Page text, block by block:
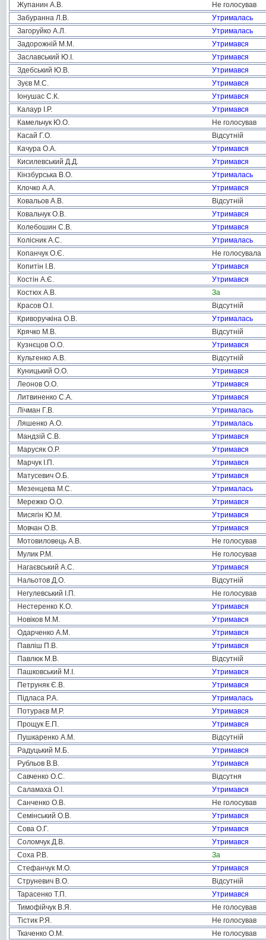
Жупанин А.В.
Не голосував
Забуранна Л.В.
Утрималась
Загоруйко А.Л.
Утрималась
Задорожній М.М.
Утримався
Заславський Ю.І.
Утримався
Здебський Ю.В.
Утримався
Зуєв М.С.
Утримався
Іонушас С.К.
Утримався
Калаур І.Р.
Утримався
Камельчук Ю.О.
Не голосував
Касай Г.О.
Відсутній
Качура О.А.
Утримався
Кисилевський Д.Д.
Утримався
Кінзбурська В.О.
Утрималась
Клочко А.А.
Утримався
Ковальов А.В.
Відсутній
Ковальчук О.В.
Утримався
Колебошин С.В.
Утримався
Колісник А.С.
Утрималась
Копанчук О.Є.
Не голосувала
Копитін І.В.
Утримався
Костін А.Є.
Утримався
Костюх А.В.
За
Красов О.І.
Відсутній
Криворучкіна О.В.
Утрималась
Крячко М.В.
Відсутній
Кузнєцов О.О.
Утримався
Культенко А.В.
Відсутній
Куницький О.О.
Утримався
Леонов О.О.
Утримався
Литвиненко С.А.
Утримався
Лічман Г.В.
Утрималась
Ляшенко А.О.
Утрималась
Мандзій С.В.
Утримався
Марусяк О.Р.
Утримався
Марчук І.П.
Утримався
Матусевич О.Б.
Утримався
Мезенцева М.С.
Утрималась
Мережко О.О.
Утримався
Мисягін Ю.М.
Утримався
Мовчан О.В.
Утримався
Мотовиловець А.В.
Не голосував
Мулик Р.М.
Не голосував
Нагаєвський А.С.
Утримався
Нальотов Д.О.
Відсутній
Негулевський І.П.
Не голосував
Нестеренко К.О.
Утримався
Новіков М.М.
Утримався
Одарченко А.М.
Утримався
Павліш П.В.
Утримався
Павлюк М.В.
Відсутній
Пашковський М.І.
Утримався
Петруняк Є.В.
Утримався
Підласа Р.А.
Утрималась
Потураєв М.Р.
Утримався
Прощук Е.П.
Утримався
Пушкаренко А.М.
Відсутній
Радуцький М.Б.
Утримався
Рубльов В.В.
Утримався
Савченко О.С.
Відсутня
Саламаха О.І.
Утримався
Санченко О.В.
Не голосував
Семінський О.В.
Утримався
Сова О.Г.
Утримався
Соломчук Д.В.
Утримався
Соха Р.В.
За
Стефанчук М.О.
Утримався
Струневич В.О.
Відсутній
Тарасенко Т.П.
Утримався
Тимофійчук В.Я.
Не голосував
Тістик Р.Я.
Не голосував
Ткаченко О.М.
Не голосував